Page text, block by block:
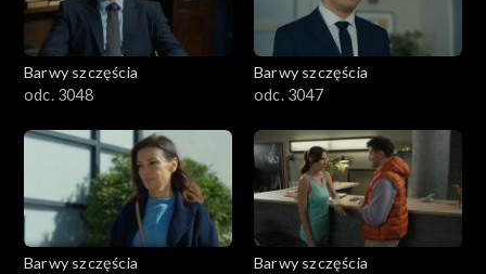
Barwy szczęścia
odc. 3048
Barwy szczęścia
odc. 3047
Barwy szczęścia
Barwy szczęścia